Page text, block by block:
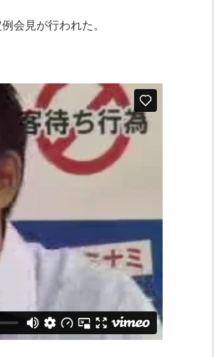
会見が行われた。